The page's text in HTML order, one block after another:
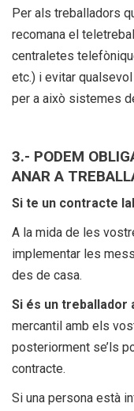
Per als treballadors
recomana el
centraletes
etc.) i evitar
per a això sistemes
3.- PODEM
ANAR A
Si te un contracte
A la mida de les
implementar les
des de casa.
Si és un treballador
mercantil amb els
posteriorment se’ls
contracte.
Si una persona està